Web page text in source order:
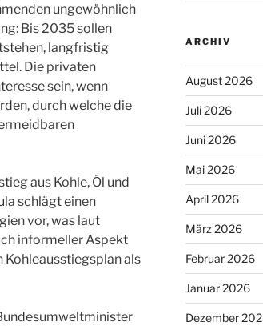
ungewöhnlich
Bis 2035 sollen
langfristig
Die privaten
sein, wenn
durch welche die
aus Kohle, Öl und
schlägt einen
vor, was laut
informeller Aspekt
Kohleausstiegsplan als
ARCHIV
August 2026
Juli 2026
Juni 2026
Mai 2026
April 2026
März 2026
Februar 2026
Januar 2026
Dezember